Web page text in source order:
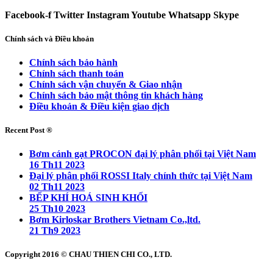
Facebook-f Twitter InstagramYoutube Whatsapp Skype
Chính sách và Điều khoản
Chính sách bảo hành
Chính sách thanh toán
Chính sách vận chuyển & Giao nhận
Chính sách bảo mật thông tin khách hàng
Điều khoản & Điều kiện giao dịch
Recent Post ®
Bơm cánh gạt PROCON đại lý phân phối tại Việt Nam
16 Th11 2023
Đại lý phân phối ROSSI Italy chính thức tại Việt Nam
02 Th11 2023
BẾP KHÍ HOÁ SINH KHỐI
25 Th10 2023
Bơm Kirloskar Brothers Vietnam Co.,ltd.
21 Th9 2023
Copyright 2016 © CHAU THIEN CHI CO., LTD.